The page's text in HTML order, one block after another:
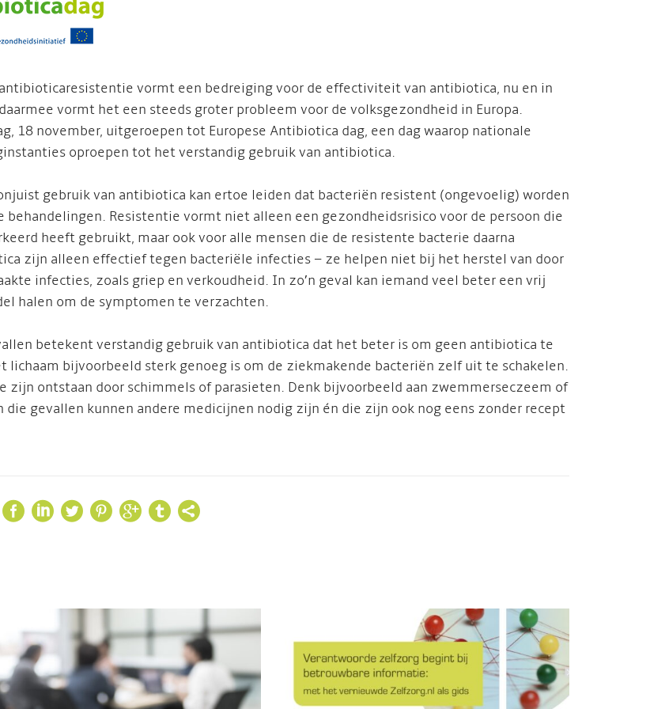
vormt een bedreiging voor de effectiviteit van antibiotica, nu en in
vormt het een steeds groter probleem voor de volksgezondheid in Europa.
18 november, uitgeroepen tot Europese Antibiotica dag, een dag waarop nationale
oproepen tot het verstandig gebruik van antibiotica.
gebruik van antibiotica kan ertoe leiden dat bacteriën resistent (ongevoelig) worden
behandelingen. Resistentie vormt niet alleen een gezondheidsrisico voor de persoon die
heeft gebruikt, maar ook voor alle mensen die de resistente bacterie daarna
zijn alleen effectief tegen bacteriële infecties – ze helpen niet bij het herstel van door
infecties, zoals griep en verkoudheid. In zo’n geval kan iemand veel beter een vrij
halen om de symptomen te verzachten.
betekent verstandig gebruik van antibiotica dat het beter is om geen antibiotica te
lichaam bijvoorbeeld sterk genoeg is om de ziekmakende bacteriën zelf uit te schakelen.
zijn ontstaan door schimmels of parasieten. Denk bijvoorbeeld aan zwemmerseczeem of
gevallen kunnen andere medicijnen nodig zijn én die zijn ook nog eens zonder recept
      